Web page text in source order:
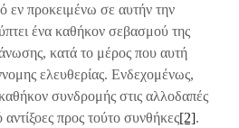
εν προκειμένω σε αυτήν την
ένα καθήκον σεβασμού της
κατά το μέρος που αυτή
ελευθερίας. Ενδεχομένως,
συνδρομής στις αλλοδαπές
αντίξοες προς τούτο συνθήκες[2].